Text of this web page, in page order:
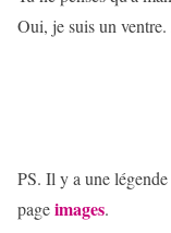
Oui, je suis un
PS. Il y a une
pageimages.